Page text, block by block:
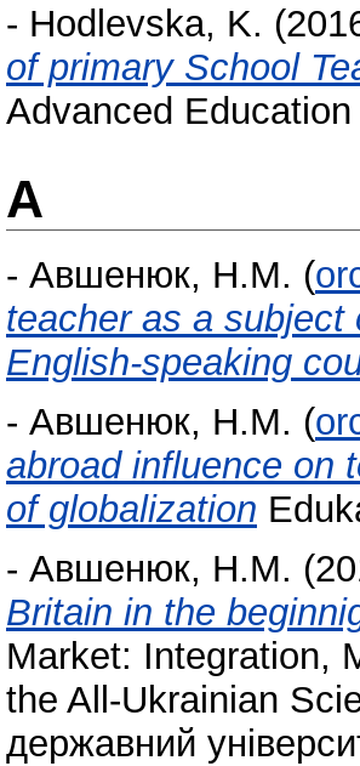
- Hodlevska, K.
of primary School
Advanced
А
- Авшенюк, Н.М. (
teacher as a subject
English-speaking
- Авшенюк, Н.М. (
abroad influence on
of globalization
- Авшенюк, Н.М.
Britain in the
Market: Integration,
the All-Ukrainian
державний